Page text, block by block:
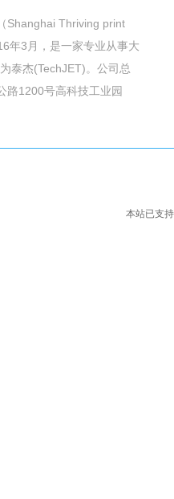
司（Shanghai Thriving print
年3月，是一家专业从事大
泰杰(TechJET)。公司总
路1200号高科技工业园
本站已支